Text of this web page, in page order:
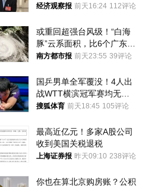
国人大代表
经济观察报 前天16:24 112评论
或重回超强台风级！“白海
豚”云系面积，比6个广东还
大！深圳官方：注意这件事
南方都市报 前天23:55 39评论
国乒男单全军覆没！4人出
战WTT横滨冠军赛均无缘
八强
搜狐体育 前天18:45 105评论
最高近亿元！多家A股公司
收到美国关税退税
上海证券报 昨天09:10 238评论
你也在算北京购房账？公积